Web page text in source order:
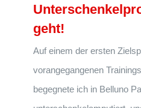
geht!
Auf einem der ersten
vorangegangenen
begegnete ich in Belluno